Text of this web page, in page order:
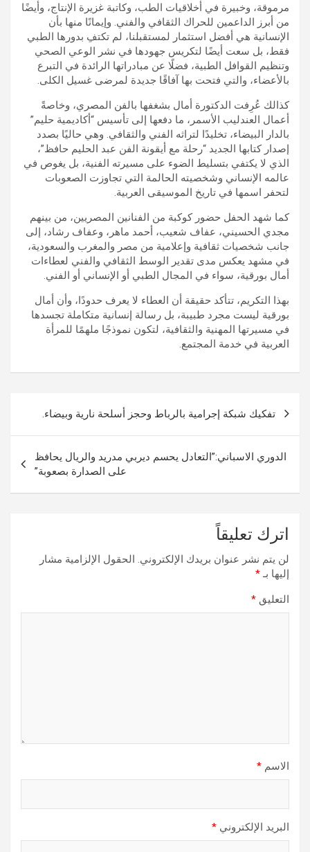
مرموقة، وخبيرة في أخلاقيات الطب، وكاتبة غزيرة الإنتاج، وأيضًا
من أبرز الداعمين للحراك الثقافي والفني. وإيمانًا منها بأن
الإنسانية هي أفضل استثمار لمستقبلنا، لم تكتفِ بدورها الطبي
فقط، بل سعت أيضًا لتكريس جهودها في نشر الوعي الصحي
وتنظيم القوافل الطبية، فضلًا عن مبادراتها الرائدة في التبرع
بالأعضاء، والتي فتحت بها آفاقًا جديدة لمرضى غسيل الكلى.
كذالك عُرِفت الدكتورة أمال بشغفها بالفن المصري، وخاصةً
أعمال العندليب الأسمر، ما دفعها إلى تأسيس “أكاديمية حليم”
بالدار البيضاء، تخليدًا لتراثه الفني والثقافي. وهي حاليًا بصدد
إصدار كتابها الجديد “رحلة مع أيقونة الفن عبد الحليم حافظ”،
الذي لا يكتفي بتسليط الضوء على مسيرته الفنية، بل يغوص في
عالمه الإنساني وشخصيته الحالمة التي تجاوزت الصعوبات
لتحفر اسمها في تاريخ الموسيقى العربية.
كما شهد الحفل حضور كوكبة من الفنانين المصريين، من بينهم
مجدي الحسيني، عفاف شعيب، أحمد ماهر، وعفاف رشاد، إلى
جانب شخصيات ثقافية وإعلامية من مصر والمغرب والسعودية،
في مشهد يعكس مدى تقدير الوسط الثقافي والفني لعطاءات
أمال بورقية، سواء في المجال الطبي أو الإنساني أو الفني.
بهذا التكريم، تتأكد حقيقة أن العطاء لا يعرف حدودًا، وأن أمال
بورقية ليست مجرد طبيبة، بل رسالة إنسانية متكاملة تجسدها
في مسيرتها المهنية والثقافية، لتكون نموذجًا ملهمًا للمرأة
العربية في خدمة المجتمع.
المقالات
تفكيك شبكة إجرامية بالرباط وحجز أسلحة نارية وبيضاء.
الدوري الاسباني:”التعادل يحسم ديربي مدريد والريال يحافظ
على الصدارة بصعوبة”
اترك تعليقاً
لن يتم نشر عنوان بريدك الإلكتروني. الحقول الإلزامية مشار
إليها بـ*
التعليق *
الاسم *
البريد الإلكتروني *